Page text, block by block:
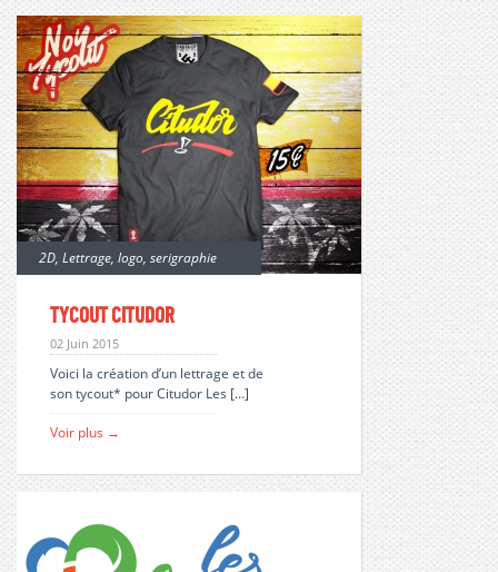
2D, Lettrage, logo, serigraphie
Tycout Citudor
02 Juin 2015
Voici la création d’un lettrage et de
son tycout* pour Citudor Les […]
Voir plus →